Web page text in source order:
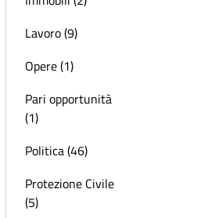
Lavoro (9)
Opere (1)
Pari opportunità
(1)
Politica (46)
Protezione Civile
(5)